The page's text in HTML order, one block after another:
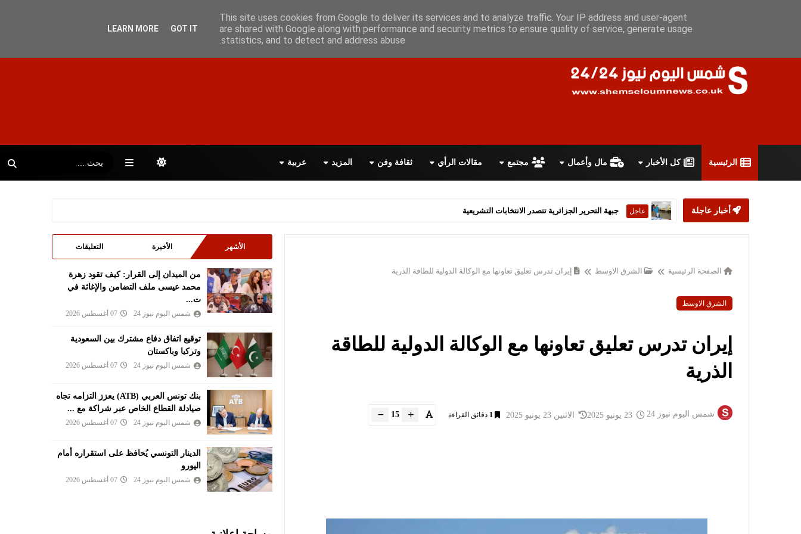
سياسة الخصوصية اتفاقية الاستخدام أعلن معانا اتصل بنا اقرأ الصحيفة PDF
الرئيسية كل الأخبار مال وأعمال مجتمع مقالات الرأي ثقافة وفن المزيد عربية
أخبار عاجلة عاجل ستارمر يعلن استقالته من رئاسة الحكومة البريطانية
الصفحة الرئيسية الشرق الاوسط إيران تدرس تعليق تعاونها مع الوكالة الدولية للطاقة الذرية
الشرق الاوسط
إيران تدرس تعليق تعاونها مع الوكالة الدولية للطاقة
الذرية
شمس اليوم نيوز 24 الاثنين 23 يونيو 2025 1 دقائق القراءة 15
الأشهر الأخيرة التعليقات
من الميدان إلى القرار: كيف تقود زهرة
محمد عيسى ملف التضامن والإغاثة في
ت...
شمس اليوم نيوز 24 07 أغسطس 2026
توقيع اتفاق دفاع مشترك بين السعودية
وتركيا وباكستان
شمس اليوم نيوز 24 07 أغسطس 2026
بنك تونس العربي (ATB) يعزز التزامه تجاه
صيادلة القطاع الخاص عبر شراكة مع ...
شمس اليوم نيوز 24 07 أغسطس 2026
الدينار التونسي يُحافظ على استقراره أمام
اليورو
شمس اليوم نيوز 24 07 أغسطس 2026
This site uses cookies from Google to deliver its services and to analyze traffic. Your IP address and user-agent
are shared with Google along with performance and security metrics to ensure quality of service, generate usage
statistics, and to detect and address abuse.
LEARN MORE GOT IT